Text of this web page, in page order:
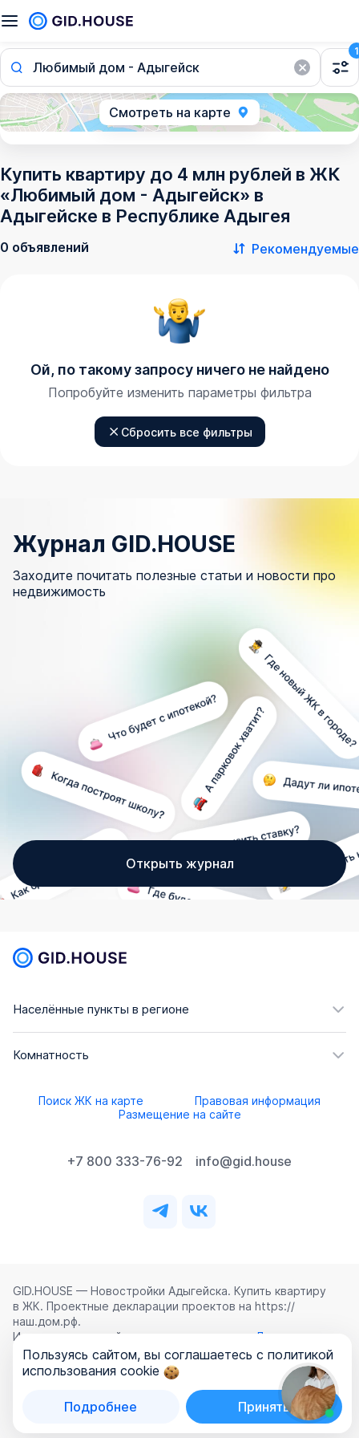
Любимый дом - Адыгейск
1
Смотреть на карте
Купить квартиру до 4 млн рублей в ЖК
«Любимый дом - Адыгейск» в
Адыгейске в Республике Адыгея
0 объявлений Рекомендуемые
Ой, по такому запросу ничего не найдено
Попробуйте изменить параметры фильтра
Сбросить все фильтры
Журнал GID.HOUSE
Заходите почитать полезные статьи и новости про
недвижимость
Открыть журнал
Населённые пункты в регионе
Комнатность
Поиск ЖК на карте
Правовая информация
Размещение на сайте
+7 800 333-76-92 info@gid.house
GID.HOUSE — Новостройки Адыгейска. Купить квартиру
в ЖК. Проектные декларации проектов на https://
наш.дом.рф.
Использование сайта означает согласие с
Лицензионным
соглашением ,Политикой конфиденциальностии
Политикой обработки персональных данных
ООО «ГИД.ХАУЗ»
Пользуясь сайтом, вы соглашаетесь с политикой
использования cookie
Подробнее Принять